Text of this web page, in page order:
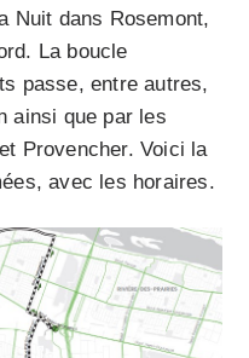
Nuit dans Rosemont,
La boucle
passe, entre autres,
ainsi que par les
Provencher. Voici la
avec les horaires.